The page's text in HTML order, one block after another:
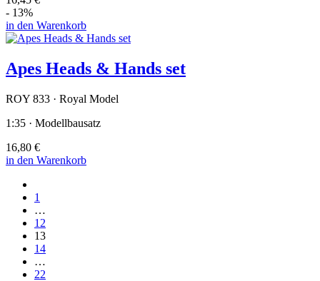
- 13%
in den Warenkorb
Apes Heads & Hands set
ROY 833 · Royal Model
1:35 · Modellbausatz
16,80 €
in den Warenkorb
1
…
12
13
14
…
22